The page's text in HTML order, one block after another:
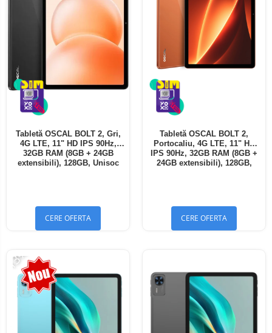
Tabletă OSCAL BOLT 2, Gri,
4G LTE, 11" HD IPS 90Hz,
32GB RAM (8GB + 24GB
extensibili), 128GB, Unisoc
CERE OFERTA
Tabletă OSCAL BOLT 2,
Portocaliu, 4G LTE, 11" HD
IPS 90Hz, 32GB RAM (8GB +
24GB extensibili), 128GB,
CERE OFERTA
-13%